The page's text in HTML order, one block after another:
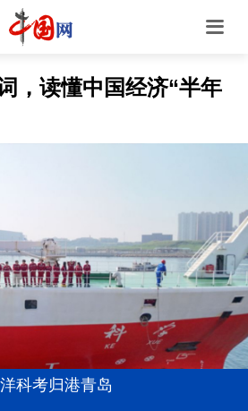
，读懂中国经济“半年
科考归港青岛